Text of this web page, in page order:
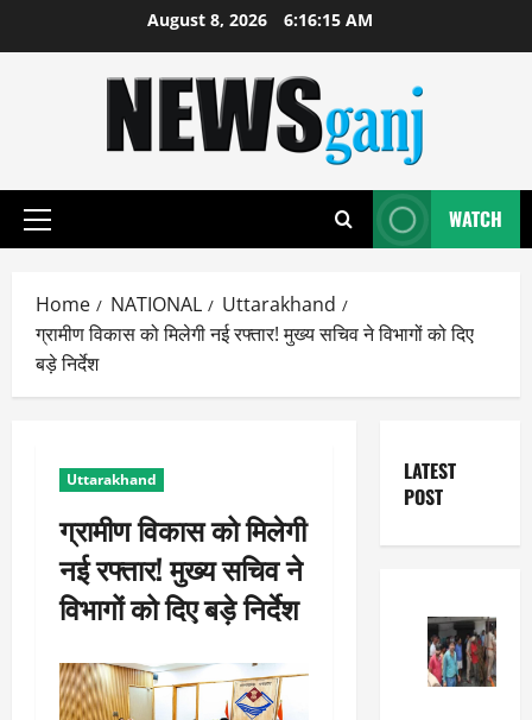
August 8, 2026 6:16:16 AM
Primary
WATCH
Home NATIONAL
Uttarakhand
ग्रामीण विकास को मिलेगी नई रफ्तार! मुख्य सचिव ने विभागों को दिए
बड़े निर्देश
Uttarakhand
ग्रामीण विकास को मिलेगी
नई रफ्तार! मुख्य सचिव ने
विभागों को दिए बड़े निर्देश
LATEST
POST